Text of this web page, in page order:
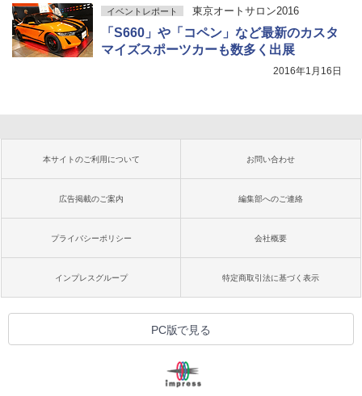
イベントレポート 東京オートサロン2016
「S660」や「コペン」など最新のカスタ
マイズスポーツカーも数多く出展
2016年1月16日
本サイトのご利用について お問い合わせ
広告掲載のご案内 編集部へのご連絡
プライバシーポリシー 会社概要
インプレスグループ 特定商取引法に基づく表示
PC版で見る